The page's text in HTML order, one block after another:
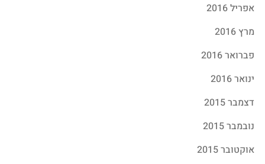
אפריל 2016
מרץ 2016
פברואר 2016
ינואר 2016
דצמבר 2015
נובמבר 2015
אוקטובר 2015